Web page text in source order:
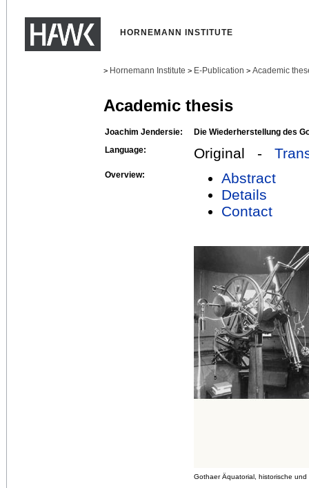
HORNEMANN INSTITUTE
> Hornemann Institute > E-Publication > Academic
Academic thesis
Joachim Jendersie:
Die Wiederherstellung des
Language:
Original -
Overview:
Abstract
Details
Contact
Gothaer Äquatorial, historische